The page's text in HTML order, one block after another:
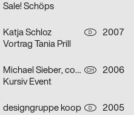
Sale! Schöps
Katja Schloz D
2007
Vortrag Tania Prill
Michael Sieber, cosmic.ch/dbmb CH
2006
Kursiv Event
designgruppe koop D
2005